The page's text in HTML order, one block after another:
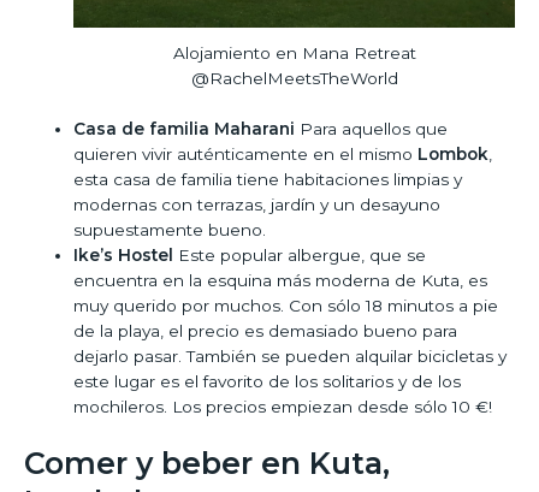
Alojamiento en Mana Retreat
@RachelMeetsTheWorld
Casa de familia Maharani Para aquellos que
quieren vivir auténticamente en el mismo Lombok
esta casa de familia tiene habitaciones limpias y
modernas con terrazas, jardín y un desayuno
supuestamente bueno.
Ike’s Hostel
Este popular albergue, que se
encuentra en la esquina más moderna de Kuta, es
muy querido por muchos. Con sólo 18 minutos a pie
de la playa, el precio es demasiado bueno para
dejarlo pasar. También se pueden alquilar bicicletas y
este lugar es el favorito de los solitarios y de los
mochileros. Los precios empiezan desde sólo 10 €!
Comer y beber en Kuta,